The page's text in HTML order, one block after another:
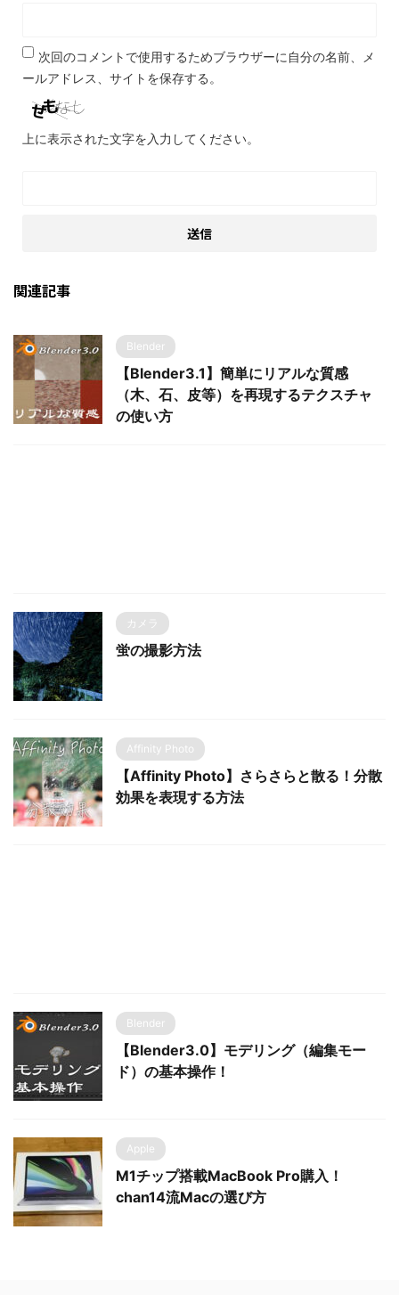
次回のコメントで使用するためブラウザーに自分の名前、メ
ールアドレス、サイトを保存する。
上に表示された文字を入力してください。
関連記事
Blender
【Blender3.1】簡単にリアルな質感
（木、石、皮等）を再現するテクスチャ
の使い方
カメラ
蛍の撮影方法
Affinity Photo
【Affinity Photo】さらさらと散る！分散
効果を表現する方法
Blender
【Blender3.0】モデリング（編集モー
ド）の基本操作！
Apple
M1チップ搭載MacBook Pro購入！
chan14流Macの選び方